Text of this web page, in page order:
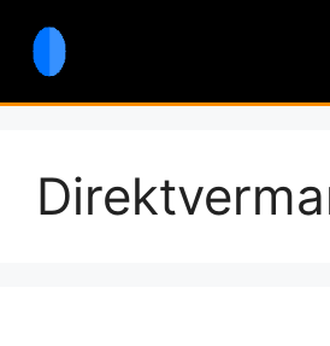
Inhalt
springen